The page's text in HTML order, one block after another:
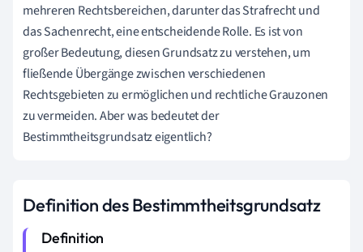
mehreren Rechtsbereichen, darunter das Strafrecht und
das Sachenrecht, eine entscheidende Rolle. Es ist von
großer Bedeutung, diesen Grundsatz zu verstehen, um
fließende Übergänge zwischen verschiedenen
Rechtsgebieten zu ermöglichen und rechtliche Grauzonen
zu vermeiden. Aber was bedeutet der
Bestimmtheitsgrundsatz eigentlich?
Definition des Bestimmtheitsgrundsatz